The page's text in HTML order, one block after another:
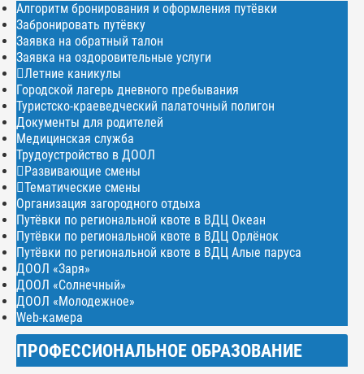
Алгоритм бронирования и оформления путёвки
Забронировать путёвку
Заявка на обратный талон
Заявка на оздоровительные услуги
Летние каникулы
Городской лагерь дневного пребывания
Туристско-краеведческий палаточный полигон
Документы для родителей
Медицинская служба
Трудоустройство в ДООЛ
Развивающие смены
Тематические смены
Организация загородного отдыха
Путёвки по региональной квоте в ВДЦ Океан
Путёвки по региональной квоте в ВДЦ Орлёнок
Путёвки по региональной квоте в ВДЦ Алые паруса
ДООЛ «Заря»
ДООЛ «Солнечный»
ДООЛ «Молодежное»
Web-камера
ПРОФЕССИОНАЛЬНОЕ ОБРАЗОВАНИЕ